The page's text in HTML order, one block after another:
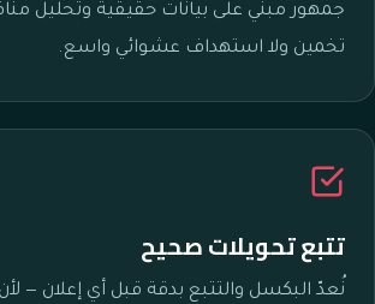
جمهور مبني على بيانات حقيقية وتحليل
تخمين ولا استهداف عشوائي واسع.
تتبع تحويلات صحيح
نُعدّ البكسل والتتبع بدقة قبل أي إعلان —